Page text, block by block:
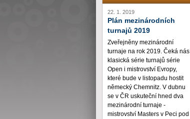
22. 1. 2019
Plán mezinárodních
turnajů 2019
Zveřejněny mezinárodní
turnaje na rok 2019. Čeká nás
klasická série turnajů série
Open i mistrovství Evropy,
které bude v listopadu hostit
německý Chemnitz. V dubnu
se v ČR uskuteční hned dva
mezinárodní turnaje -
mistrovství Masters v Peci pod